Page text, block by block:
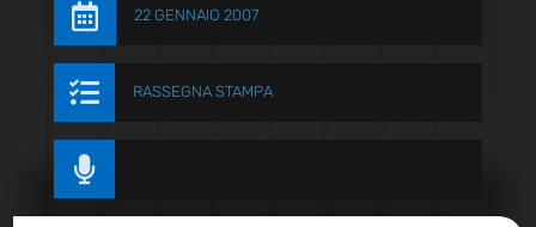
 22 GENNAIO 2007
 RASSEGNA STAMPA
